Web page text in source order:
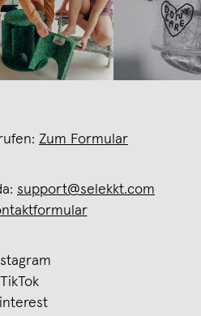
Zum Formular
support@selekkt.com
TikTok